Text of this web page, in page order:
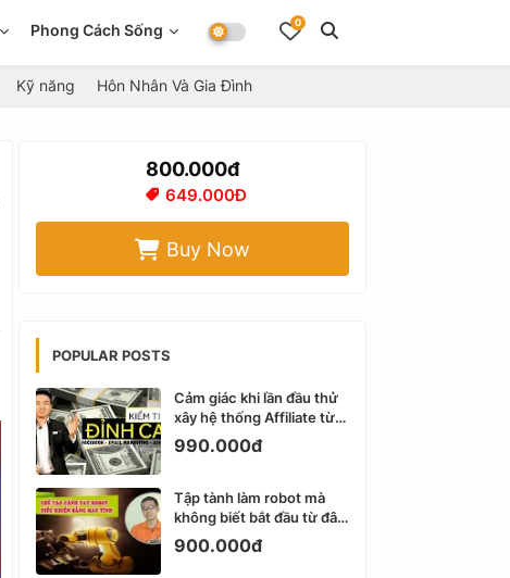
Phong Cách Sống 0
Kỹ năng Hôn Nhân Và Gia Đình
800.000đ
649.000Đ
Buy Now
POPULAR POSTS
Cảm giác khi lần đầu thử
xây hệ thống Affiliate từ
Facebook cá nhân
990.000đ
Tập tành làm robot mà
không biết bắt đầu từ đâu
thì dễ nản thật
900.000đ